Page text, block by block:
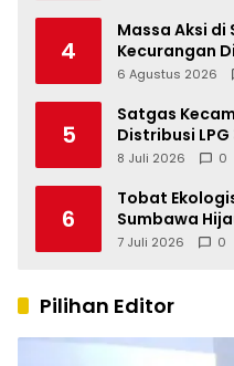
4
Massa Aksi
Kecurangan
Pangkalan
6 Agustus 2026
5
Satgas
Distribusi
8 Juli 2026 0
6
Tobat
Sumbawa
7 Juli 2026 0
Pilihan Editor